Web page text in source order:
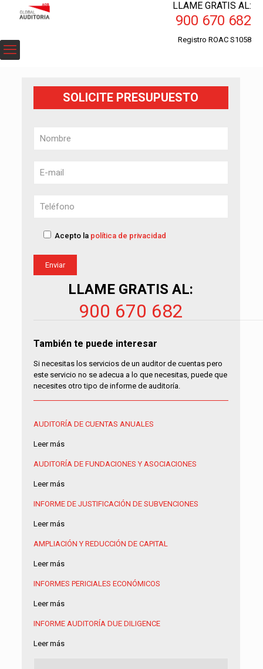
LLAME GRATIS AL:
900 670 682
Registro ROAC S1058
SOLICITE PRESUPUESTO
Acepto la política de privacidad
LLAME GRATIS AL:
900 670 682
También te puede interesar
Si necesitas los servicios de un auditor de cuentas pero
este servicio no se adecua a lo que necesitas, puede que
necesites otro tipo de informe de auditoría.
AUDITORÍA DE CUENTAS ANUALES
Leer más
AUDITORÍA DE FUNDACIONES Y ASOCIACIONES
Leer más
INFORME DE JUSTIFICACIÓN DE SUBVENCIONES
Leer más
AMPLIACIÓN Y REDUCCIÓN DE CAPITAL
Leer más
INFORMES PERICIALES ECONÓMICOS
Leer más
INFORME AUDITORÍA DUE DILIGENCE
Leer más